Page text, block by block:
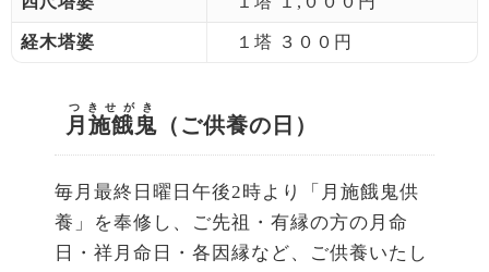
経木塔婆 １塔 ３００円
月施餓鬼
つきせがき
（ご供養の日）
毎月最終日曜日午後2時より「月施餓鬼供
養」を奉修し、ご先祖・有縁の方の月命
日・祥月命日・各因縁など、ご供養いたし